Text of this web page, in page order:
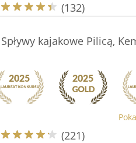
(132)
kajakowe Pilicą,
(221)